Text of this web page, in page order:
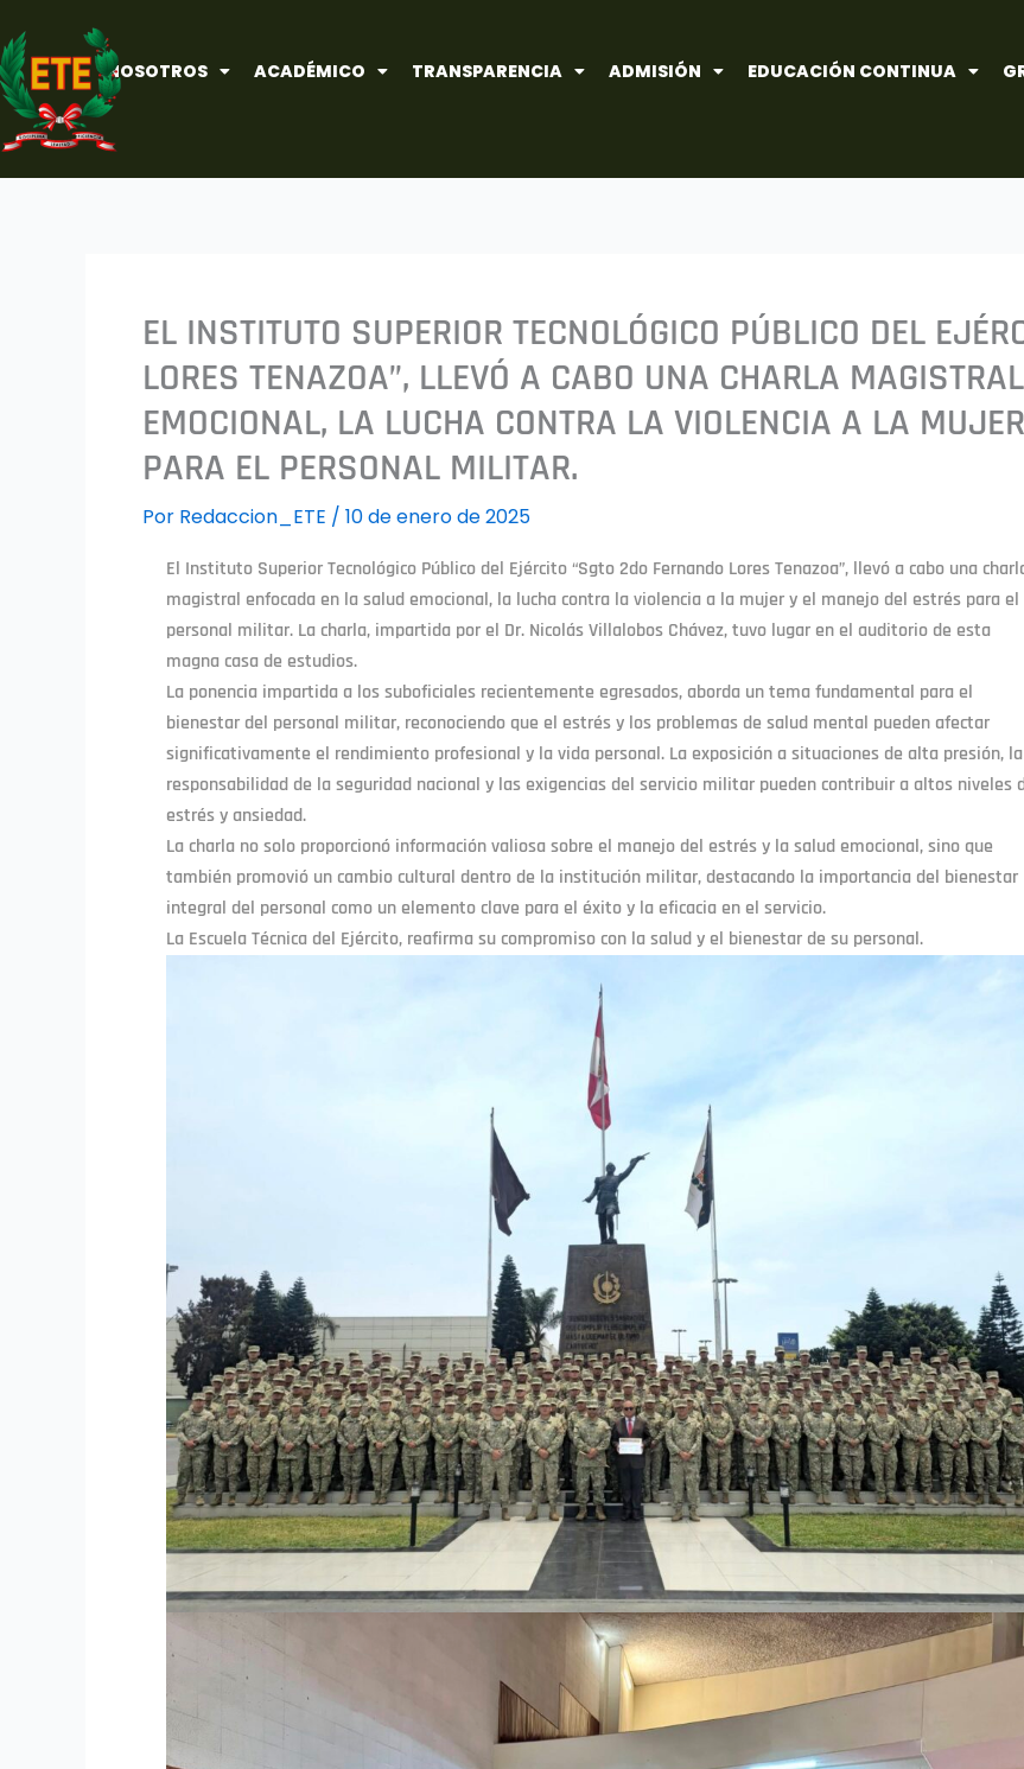
al
contenido
NOSOTROS ACADÉMICO TRANSPARENCIA ADMISIÓN EDUCACIÓN CONTINUA
EL INSTITUTO SUPERIOR TECNOLÓGICO PÚBLICO DEL
LORES TENAZOA”, LLEVÓ A CABO UNA CHARLA
EMOCIONAL, LA LUCHA CONTRA LA VIOLENCIA A LA
PARA EL PERSONAL MILITAR.
Por Redaccion_ETE / 10 de enero de 2025
El Instituto Superior Tecnológico Público del Ejército “Sgto 2do Fernando Lores Tenazoa”, llevó a cabo una
magistral enfocada en la salud emocional, la lucha contra la violencia a la mujer y el manejo del estrés para el
personal militar. La charla, impartida por el Dr. Nicolás Villalobos Chávez, tuvo lugar en el auditorio de esta
magna casa de estudios.
La ponencia impartida a los suboficiales recientemente egresados, aborda un tema fundamental para el
bienestar del personal militar, reconociendo que el estrés y los problemas de salud mental pueden afectar
significativamente el rendimiento profesional y la vida personal. La exposición a situaciones de alta presión, la
responsabilidad de la seguridad nacional y las exigencias del servicio militar pueden contribuir a altos niveles
estrés y ansiedad.
La charla no solo proporcionó información valiosa sobre el manejo del estrés y la salud emocional, sino que
también promovió un cambio cultural dentro de la institución militar, destacando la importancia del bienestar
integral del personal como un elemento clave para el éxito y la eficacia en el servicio.
La Escuela Técnica del Ejército, reafirma su compromiso con la salud y el bienestar de su personal.